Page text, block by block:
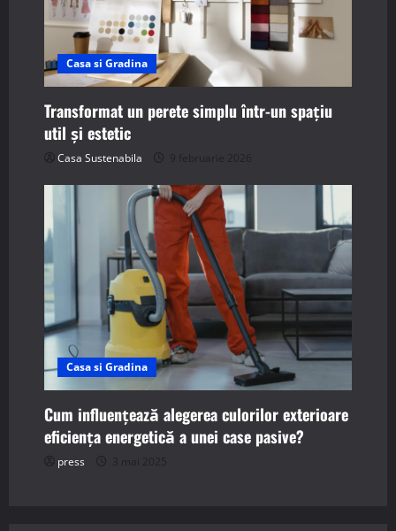
Casa si Gradina
Transformat un perete simplu într-un spațiu
util și estetic
Casa Sustenabila 9 februarie 2026
Casa si Gradina
Cum influențează alegerea culorilor exterioare
eficiența energetică a unei case pasive?
press 3 mai 2025